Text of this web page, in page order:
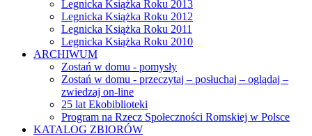
Legnicka Książka Roku 2013
Legnicka Książka Roku 2012
Legnicka Książka Roku 2011
Legnicka Książka Roku 2010
ARCHIWUM
Zostań w domu - pomysły
Zostań w domu - przeczytaj – posłuchaj – oglądaj –
zwiedzaj on-line
25 lat Ekobiblioteki
Program na Rzecz Społeczności Romskiej w Polsce
KATALOG ZBIORÓW